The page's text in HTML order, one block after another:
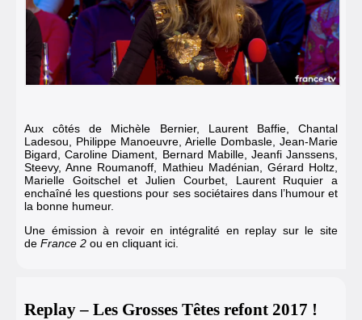
Aux côtés de Michèle Bernier, Laurent Baffie, Chantal
Ladesou, Philippe Manoeuvre, Arielle Dombasle, Jean-Marie
Bigard, Caroline Diament, Bernard Mabille, Jeanfi Janssens,
Steevy, Anne Roumanoff, Mathieu Madénian, Gérard Holtz,
Marielle Goitschel et Julien Courbet, Laurent Ruquier a
enchaîné les questions pour ses sociétaires dans l’humour et
la bonne humeur.
Une émission à revoir en intégralité en replay sur le site
de France 2 ou en cliquant ici.
Replay – Les Grosses Têtes refont 2017 !